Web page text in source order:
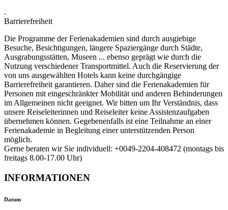
.
Barrierefreiheit
Die Programme der Ferienakademien sind durch ausgiebige
Besuche, Besichtigungen, längere Spaziergänge durch Städte,
Ausgrabungsstätten, Museen ... ebenso geprägt wie durch die
Nutzung verschiedener Transportmittel. Auch die Reservierung der
von uns ausgewählten Hotels kann keine durchgängige
Barrierefreiheit garantieren. Daher sind die Ferienakademien für
Personen mit eingeschränkter Mobilität und anderen Behinderungen
im Allgemeinen nicht geeignet. Wir bitten um Ihr Verständnis, dass
unsere Reiseleiterinnen und Reiseleiter keine Assistenzaufgaben
übernehmen können. Gegebenenfalls ist eine Teilnahme an einer
Ferienakademie in Begleitung einer unterstützenden Person
möglich.
Gerne beraten wir Sie individuell: +0049-2204-408472 (montags bis
freitags 8.00-17.00 Uhr)
INFORMATIONEN
Datum